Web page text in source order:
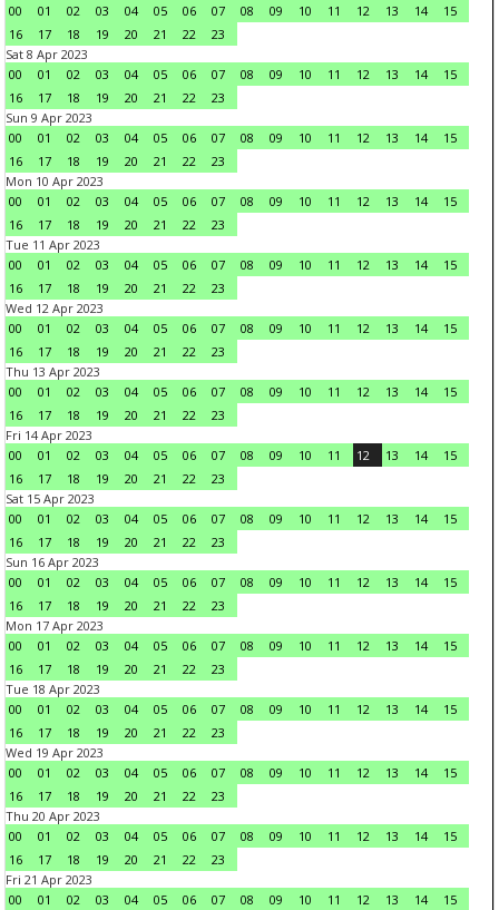
00
01 02 03 04 05 06 07 08 09 10 11 12 13 14
15
16
17 18 19 20 21 22
23
Sat 8 Apr 2023
00
01 02 03 04 05 06 07 08 09 10 11 12 13 14
15
16
17 18 19 20 21 22
23
Sun 9 Apr 2023
00
01 02 03 04 05 06 07 08 09 10 11 12 13 14
15
16
17 18 19 20 21 22
23
Mon 10 Apr 2023
00
01 02 03 04 05 06 07 08 09 10 11 12 13 14
15
16
17 18 19 20 21 22
23
Tue 11 Apr 2023
00
01 02 03 04 05 06 07 08 09 10 11 12 13 14
15
16
17 18 19 20 21 22
23
Wed 12 Apr 2023
00
01 02 03 04 05 06 07 08 09 10 11 12 13 14
15
16
17 18 19 20 21 22
23
Thu 13 Apr 2023
00
01 02 03 04 05 06 07 08 09 10 11 12 13 14
15
16
17 18 19 20 21 22
23
Fri 14 Apr 2023
00
01 02 03 04 05 06 07 08 09 10 11 12 13 14
15
16
17 18 19 20 21 22
23
Sat 15 Apr 2023
00
01 02 03 04 05 06 07 08 09 10 11 12 13 14
15
16
17 18 19 20 21 22
23
Sun 16 Apr 2023
00
01 02 03 04 05 06 07 08 09 10 11 12 13 14
15
16
17 18 19 20 21 22
23
Mon 17 Apr 2023
00
01 02 03 04 05 06 07 08 09 10 11 12 13 14
15
16
17 18 19 20 21 22
23
Tue 18 Apr 2023
00
01 02 03 04 05 06 07 08 09 10 11 12 13 14
15
16
17 18 19 20 21 22
23
Wed 19 Apr 2023
00
01 02 03 04 05 06 07 08 09 10 11 12 13 14
15
16
17 18 19 20 21 22
23
Thu 20 Apr 2023
00
01 02 03 04 05 06 07 08 09 10 11 12 13 14
15
16
17 18 19 20 21 22
23
Fri 21 Apr 2023
00
01 02 03 04 05 06 07 08 09 10 11 12 13 14
15